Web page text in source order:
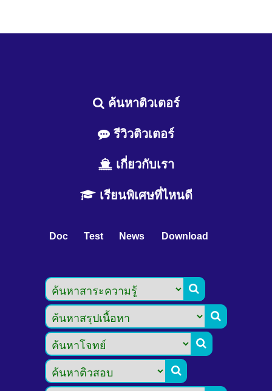
ค้นหาติวเตอร์
รีวิวติวเตอร์
เกี่ยวกับเรา
เรียนพิเศษที่ไหนดี
Doc Test News Download



